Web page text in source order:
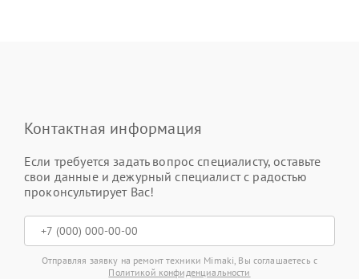
Контактная информация
Если требуется задать вопрос специалисту, оставьте
свои данные и дежурный специалист с радостью
проконсультирует Вас!
Отправляя заявку на ремонт техники Mimaki, Вы соглашаетесь с
Политикой конфиденциальности